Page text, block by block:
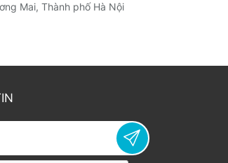
Mai, Thành phố Hà Nội